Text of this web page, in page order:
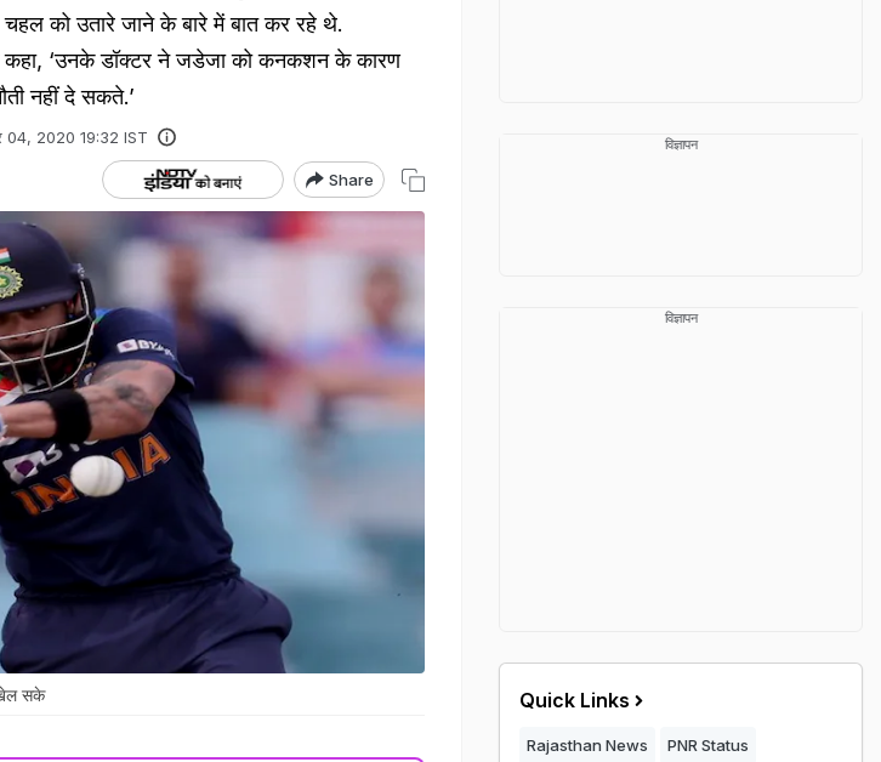
को उतारे जाने के बारे में बात कर रहे थे.
कहा, ‘उनके डॉक्टर ने जडेजा को कनकशन के कारण
नहीं दे सकते.’
04, 2020 19:32 IST
Share
खेल सके
विज्ञापन
विज्ञापन
Quick Links
Rajasthan News PNR Status